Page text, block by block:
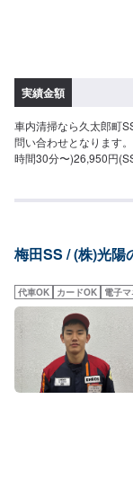
実績金額
車内清掃なら久太郎町
問い合わせとなります
時間30分〜)26,950円
梅田SS / (株)光陽
代車OK カードOK 電子